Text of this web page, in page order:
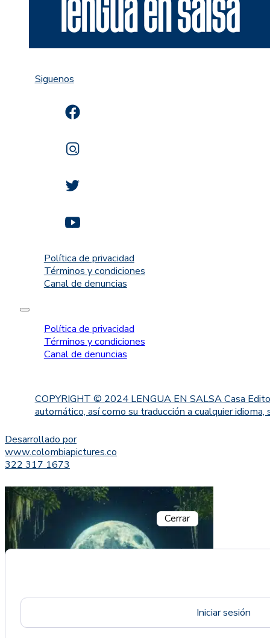
Siguenos
Política de privacidad
Términos y condiciones
Canal de denuncias
Política de privacidad
Términos y condiciones
Canal de denuncias
COPYRIGHT © 2024 LENGUA EN SALSA Casa
automático, así como su traducción a cualquier
Desarrollado por
www.colombiapictures.co
322 317 1673
Cerrar
Iniciar sesión